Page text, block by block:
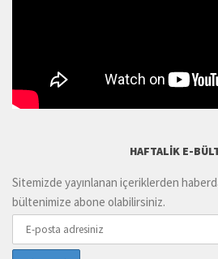
HAFTALIK E-
Sitemizde yayınlanan içeriklerden
bültenimize abone olabilirsiniz.